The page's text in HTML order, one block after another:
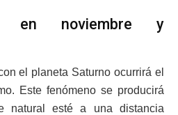
en noviembre y
el planeta Saturno ocurrirá el
Este fenómeno se producirá
natural esté a una distancia